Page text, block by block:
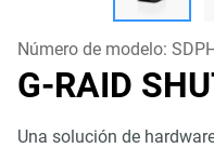
Número de modelo:
G-RAID
Una solución de